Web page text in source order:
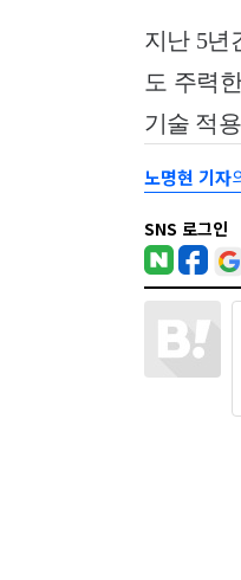
지난 5년
도 주력
기술 적
노명현 기자
SNS 로그인